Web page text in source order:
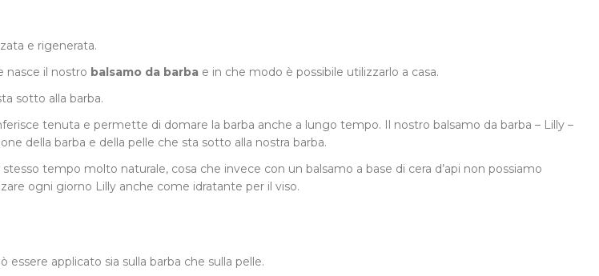
e rigenerata.
nasce il nostro balsamo da barba e in che modo è possibile utilizzarlo a casa.
sotto alla barba.
tenuta e permette di domare la barba anche a lungo tempo. Il nostro balsamo da barba – Lilly –
della barba e della pelle che sta sotto alla nostra barba.
tempo molto naturale, cosa che invece con un balsamo a base di cera d’api non possiamo
ogni giorno Lilly anche come idratante per il viso.
applicato sia sulla barba che sulla pelle.